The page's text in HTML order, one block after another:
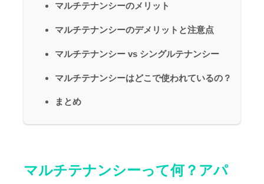
マルチテナンシーのメリット
マルチテナンシーのデメリットと注意点
マルチテナンシー vs シングルテナンシー
マルチテナンシーはどこで使われているの？
まとめ
マルチテナンシーって何？アパ